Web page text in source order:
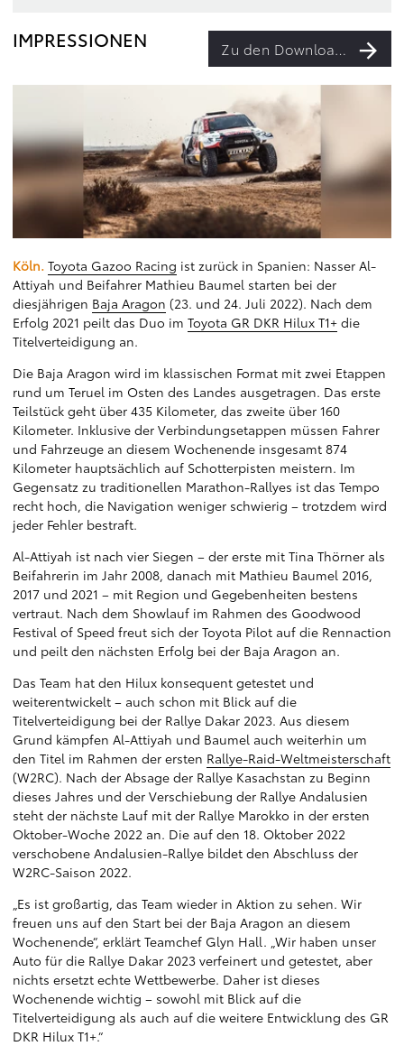
IMPRESSIONEN Zu den Downloads
Köln. Toyota Gazoo Racing ist zurück in Spanien: Nasser Al-
Attiyah und Beifahrer Mathieu Baumel starten bei der
diesjährigen Baja Aragon (23. und 24. Juli 2022). Nach dem
Erfolg 2021 peilt das Duo im Toyota GR DKR Hilux T1+ die
Titelverteidigung an.
Die Baja Aragon wird im klassischen Format mit zwei Etappen
rund um Teruel im Osten des Landes ausgetragen. Das erste
Teilstück geht über 435 Kilometer, das zweite über 160
Kilometer. Inklusive der Verbindungsetappen müssen Fahrer
und Fahrzeuge an diesem Wochenende insgesamt 874
Kilometer hauptsächlich auf Schotterpisten meistern. Im
Gegensatz zu traditionellen Marathon-Rallyes ist das Tempo
recht hoch, die Navigation weniger schwierig – trotzdem wird
jeder Fehler bestraft.
Al-Attiyah ist nach vier Siegen – der erste mit Tina Thörner als
Beifahrerin im Jahr 2008, danach mit Mathieu Baumel 2016,
2017 und 2021 – mit Region und Gegebenheiten bestens
vertraut. Nach dem Showlauf im Rahmen des Goodwood
Festival of Speed freut sich der Toyota Pilot auf die Rennaction
und peilt den nächsten Erfolg bei der Baja Aragon an.
Das Team hat den Hilux konsequent getestet und
weiterentwickelt – auch schon mit Blick auf die
Titelverteidigung bei der Rallye Dakar 2023. Aus diesem
Grund kämpfen Al-Attiyah und Baumel auch weiterhin um
den Titel im Rahmen der ersten Rallye-Raid-Weltmeisterschaft
(W2RC). Nach der Absage der Rallye Kasachstan zu Beginn
dieses Jahres und der Verschiebung der Rallye Andalusien
steht der nächste Lauf mit der Rallye Marokko in der ersten
Oktober-Woche 2022 an. Die auf den 18. Oktober 2022
verschobene Andalusien-Rallye bildet den Abschluss der
W2RC-Saison 2022.
„Es ist großartig, das Team wieder in Aktion zu sehen. Wir
freuen uns auf den Start bei der Baja Aragon an diesem
Wochenende“, erklärt Teamchef Glyn Hall. „Wir haben unser
Auto für die Rallye Dakar 2023 verfeinert und getestet, aber
nichts ersetzt echte Wettbewerbe. Daher ist dieses
Wochenende wichtig – sowohl mit Blick auf die
Titelverteidigung als auch auf die weitere Entwicklung des GR
DKR Hilux T1+.“